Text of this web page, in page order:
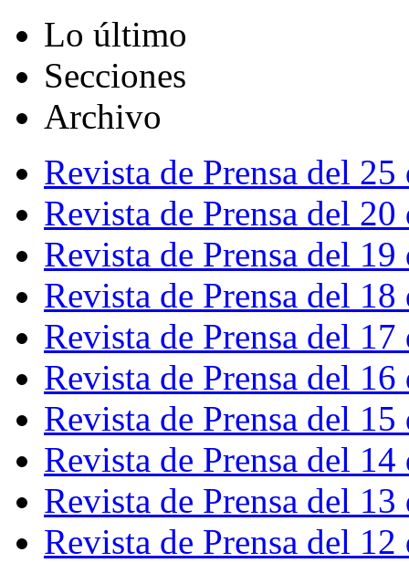
Lo último
Secciones
Archivo
Revista de Prensa del
Revista de Prensa del
Revista de Prensa del
Revista de Prensa del
Revista de Prensa del
Revista de Prensa del
Revista de Prensa del
Revista de Prensa del
Revista de Prensa del
Revista de Prensa del